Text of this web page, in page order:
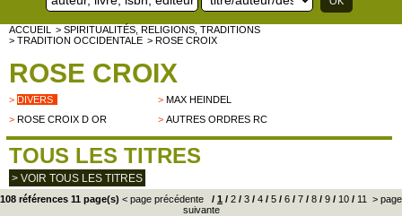
ACCUEIL
> SPIRITUALITÉS, RELIGIONS, TRADITIONS
> TRADITION OCCIDENTALE > ROSE CROIX
ROSE CROIX
> DIVERS >MAX HEINDEL
> ROSE CROIX D OR >AUTRES ORDRES RC
TOUS LES TITRES
> VOIR TOUS LES TITRES
108 références 11 page(s) < page précédente / 1 / 2 / 3 / 4 / 5 / 6 / 7 / 8 / 9 / 10 / 11
> page
suivante